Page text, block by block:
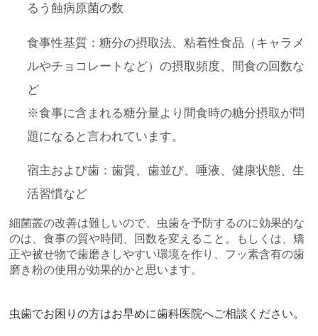
るう蝕病原菌の数
食事性基質：糖分の摂取法、粘着性食品（キャラメ
ルやチョコレートなど）の摂取頻度、間食の回数な
ど
※食事に含まれる糖分量より間食時の糖分摂取が問
題になると言われています。
宿主および歯：歯質、歯並び、唾液、健康状態、生
活習慣など
細菌叢の改善は難しいので、虫歯を予防するのに効果的な
のは、食事の質や時間、回数を変えること。もしくは、矯
正や被せ物で歯磨きしやすい環境を作り、フッ素含有の歯
磨き粉の使用が効果的かと思います。
虫歯でお困りの方はお早めに歯科医院へご相談ください。